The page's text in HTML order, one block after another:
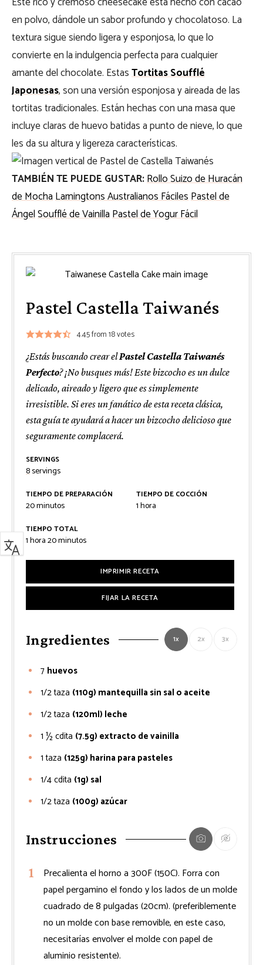
en polvo, dándole un sabor profundo y chocolatoso. La
textura sigue siendo ligera y esponjosa, lo que lo
convierte en la indulgencia perfecta para cualquier
amante del chocolate. EstasTortitas Soufflé
Japonesas, son una versión esponjosa y aireada de las
tortitas tradicionales. Están hechas con una masa que
incluye claras de huevo batidas a punto de nieve, lo que
les da su altura y ligereza características.
TAMBIÉN TE PUEDE GUSTAR:Rollo Suizo de Huracán
de MochaLamingtons Australianos FácilesPastel de
ÁngelSoufflé de VainillaPastel de Yogur Fácil
Pastel Castella Taiwanés
4.45from18votes
¿Estás buscando crear elPastel Castella Taiwanés
Perfecto? ¡No busques más! Este bizcocho es un dulce
delicado, aireado y ligero que es simplemente
irresistible. Si eres un fanático de esta receta clásica,
esta guía te ayudará a hacer un bizcocho delicioso que
seguramente complacerá.
SERVINGS
8servings
TIEMPO DE PREPARACIÓN
20minutos
minutos
TIEMPO DE COCCIÓN
1hora
hora
TIEMPO TOTAL
1hora
hora20minutos
minutos
IMPRIMIR RECETA
FIJAR LA RECETA
Ingredientes 1x 2x 3x
7 huevos
1/2taza (110g) mantequilla sin sal o aceite
1/2taza (120ml) leche
1 ½cdita (7.5g) extracto de vainilla
1 taza (125g) harina para pasteles
1/4cdita (1g) sal
1/2taza (100g) azúcar
Instrucciones
Precalienta el horno a 300F (150C). Forra con
papel pergamino el fondo y los lados de un molde
cuadrado de 8 pulgadas (20cm). (preferiblemente
no un molde con base removible, en este caso,
necesitarías envolver el molde con papel de
aluminio resistente).